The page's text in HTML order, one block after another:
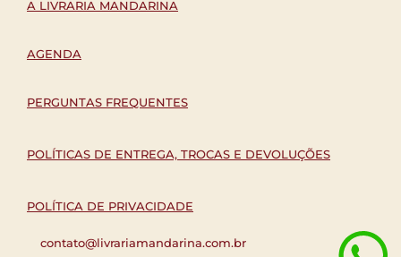
A LIVRARIA MANDARINA
AGENDA
PERGUNTAS FREQUENTES
POLÍTICAS DE ENTREGA, TROCAS E DEVOLUÇÕES
POLÍTICA DE PRIVACIDADE
contato@livrariamandarina.com.br